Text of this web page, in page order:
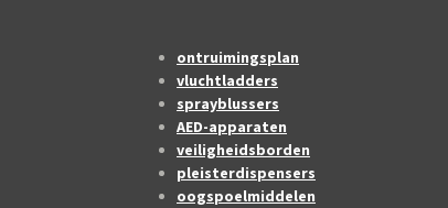
ontruimingsplan
vluchtladders
sprayblussers
AED-apparaten
veiligheidsborden
pleisterdispensers
oogspoelmiddelen